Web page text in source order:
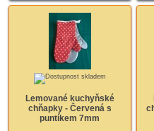
Lemované kuchyňské
chňapky - Červená s
puntíkem 7mm